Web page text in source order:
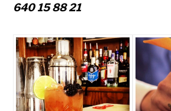
640 15 88 21